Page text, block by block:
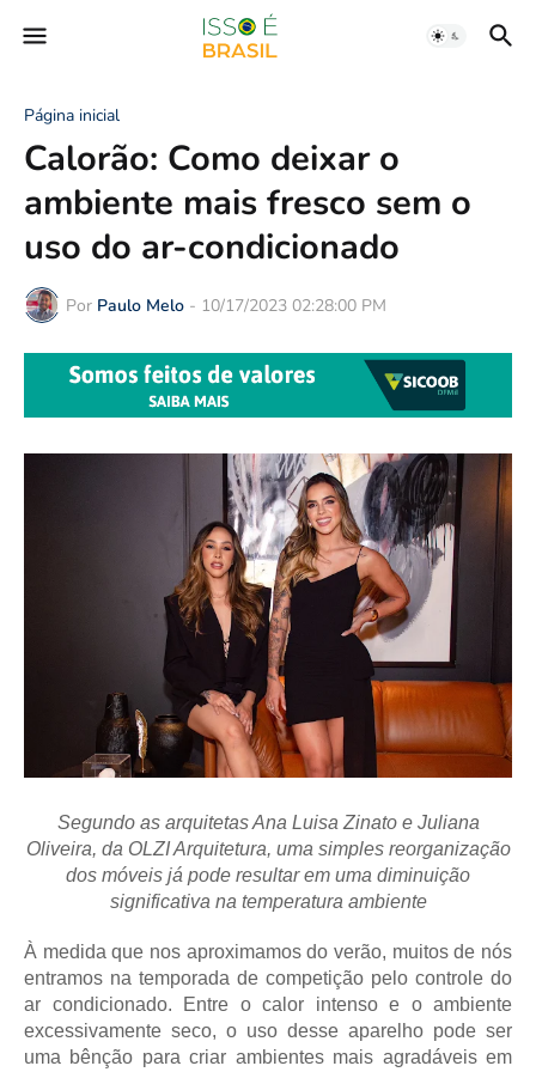
Página inicial
Calorão: Como deixar o
ambiente mais fresco sem o
uso do ar-condicionado
Por Paulo Melo - 10/17/2023 02:28:00 PM
Segundo as arquitetas Ana Luisa Zinato e Juliana
Oliveira, da OLZI Arquitetura, uma simples reorganização
dos móveis já pode resultar em uma diminuição
significativa na temperatura ambiente
À medida que nos aproximamos do verão, muitos de nós
entramos na temporada de competição pelo controle do
ar condicionado. Entre o calor intenso e o ambiente
excessivamente seco, o uso desse aparelho pode ser
uma bênção para criar ambientes mais agradáveis em